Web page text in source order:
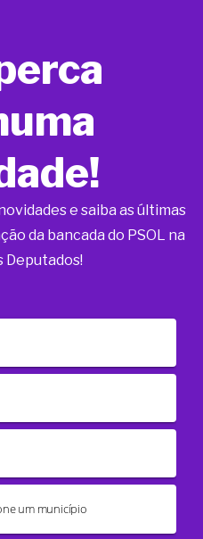
e saiba as últimas
da bancada do PSOL na
Deputados!